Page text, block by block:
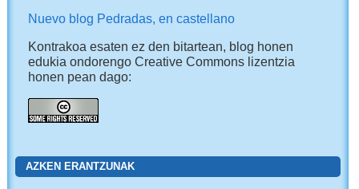
Nuevo blog Pedradas, en castellano
Kontrakoa esaten ez den bitartean, blog honen
edukia ondorengo Creative Commons lizentzia
honen pean dago:
AZKEN ERANTZUNAK